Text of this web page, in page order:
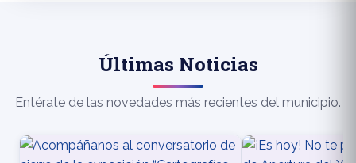
Últimas Noticias
Entérate de las novedades más recientes del municipio.